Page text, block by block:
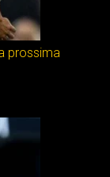
prossima